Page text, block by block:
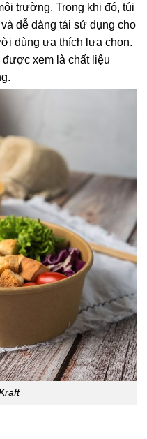
trường. Trong khi đó, túi
dễ dàng tái sử dụng cho
dùng ưa thích lựa chọn.
được xem là chất liệu